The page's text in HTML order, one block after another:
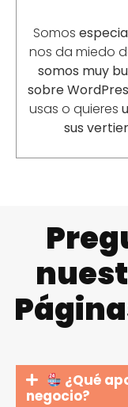
Somos
nos da miedo
somos muy
sobre
usas o quieres
sus
¿Qué
negocio?